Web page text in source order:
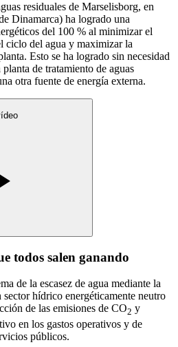
residuales de Marselisborg, en
Dinamarca) ha logrado una
del 100 % al minimizar el
ciclo del agua y maximizar la
Esto se ha logrado sin necesidad
de tratamiento de aguas
otra fuente de energía externa.
todos salen ganando
de la escasez de agua mediante la
hídrico energéticamente neutro
de las emisiones de CO2 y
en los gastos operativos y de
públicos.